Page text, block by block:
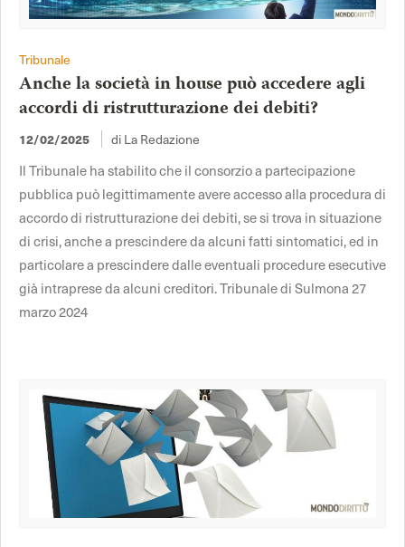
Tribunale
Anche la società in house può accedere agli
accordi di ristrutturazione dei debiti?
12/02/2025 di La Redazione
Il Tribunale ha stabilito che il consorzio a partecipazione
pubblica può legittimamente avere accesso alla procedura di
accordo di ristrutturazione dei debiti, se si trova in situazione
di crisi, anche a prescindere da alcuni fatti sintomatici, ed in
particolare a prescindere dalle eventuali procedure esecutive
già intraprese da alcuni creditori. Tribunale di Sulmona 27
marzo 2024